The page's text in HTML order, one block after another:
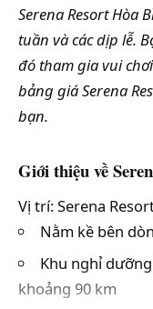
Serena Resort Hòa
tuần và các dịp lễ.
đó tham gia vui
bảng giá Serena
bạn.
Giới thiệu về
Vị trí: Serena
Nằm kề bên
Khu nghỉ
khoảng 90 km